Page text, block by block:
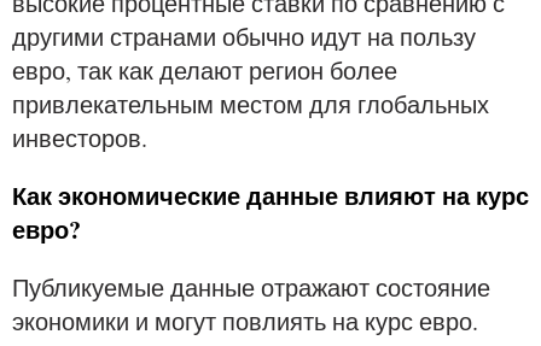
другими странами обычно идут на пользу
евро, так как делают регион более
привлекательным местом для глобальных
инвесторов.
Как экономические данные влияют на курс
евро?
Публикуемые данные отражают состояние
экономики и могут повлиять на курс евро.